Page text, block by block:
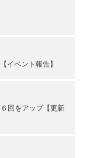
イベント報告】
回をアップ【更新